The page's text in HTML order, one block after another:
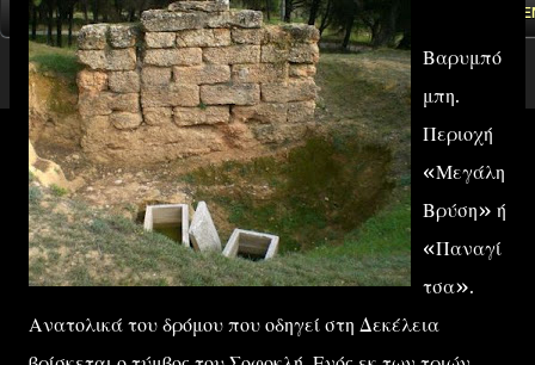
ΑΡΧΙΚΗ YOUTUBE FACEBOOK
Βαρυμπό
μπη.
Περιοχή
«Μεγάλη
Βρύση» ή
«Παναγί
τσα».
Ανατολικά του δρόμου που οδηγεί στη Δεκέλεια